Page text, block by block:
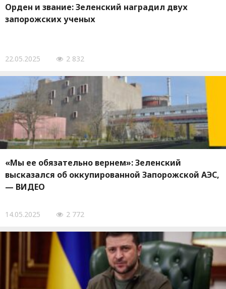
Орден и звание: Зеленский наградил двух
запорожских ученых
22.05.2025 2 832
«Мы ее обязательно вернем»: Зеленский
высказался об оккупированной Запорожской АЭС,
— ВИДЕО
14.05.2025 2 772